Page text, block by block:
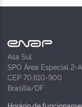
Asa Sul
SPO Área Especial 2-A
CEP 70.610-900
Brasília/DF